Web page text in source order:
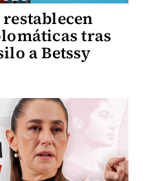
tras
a Betssy